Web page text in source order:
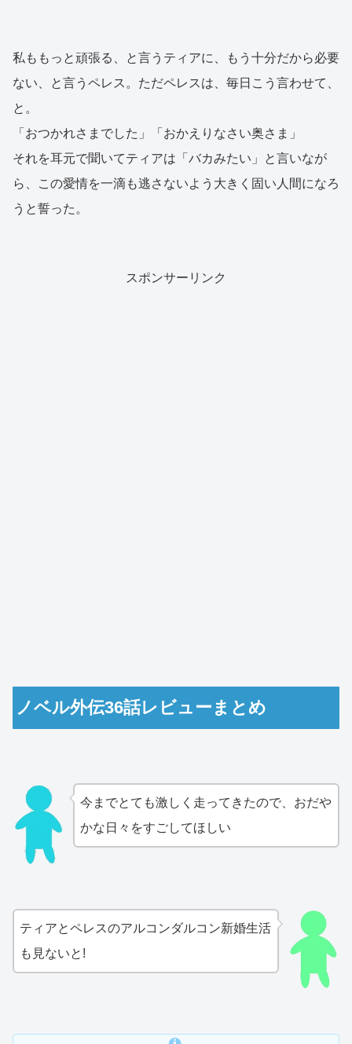
私ももっと頑張る、と言うティアに、もう十分だから必要
ない、と言うペレス。ただペレスは、毎日こう言わせて、
と。
「おつかれさまでした」「おかえりなさい奥さま」
それを耳元で聞いてティアは「バカみたい」と言いなが
ら、この愛情を一滴も逃さないよう大きく固い人間になろ
うと誓った。
スポンサーリンク
ノベル外伝36話レビューまとめ
今までとても激しく走ってきたので、おだや
かな日々をすごしてほしい
ティアとペレスのアルコンダルコン新婚生活
も見ないと!